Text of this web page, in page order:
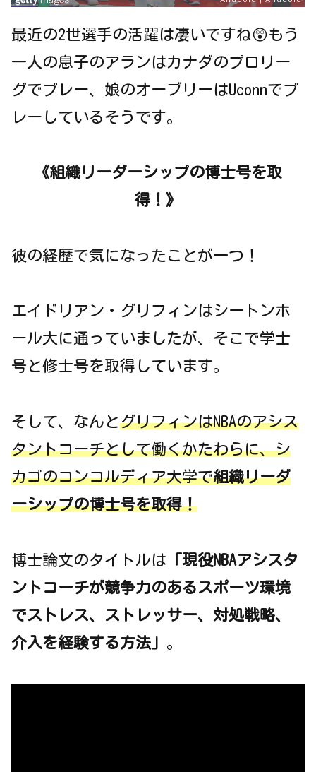
最近の2世選手の活躍は凄いですね😲もう
一人の息子のアランはカナダのプロリー
グでプレー、娘のオーブリーはUconnでプ
レーしているそうです。
《組織リーダーシップの博士号を取
得！ 》
彼の経歴で気になったことが一つ！
エイドリアン・グリフィンはシートンホ
ール大に通っていましたが、そこで学士
号と修士号を取得しています。
そして、なんとグリフィンはNBAのアシス
タントコーチとして働くかたわらに、シ
カゴのコンコルディア大学で組織リーダ
ーシップの博士号を取得！
博士論文のタイトルは 「現役NBAアシスタ
ントコーチが競争力のあるスポーツ環境
でストレス、ストレッサー、対処戦略、
介入を経験する方法」 。